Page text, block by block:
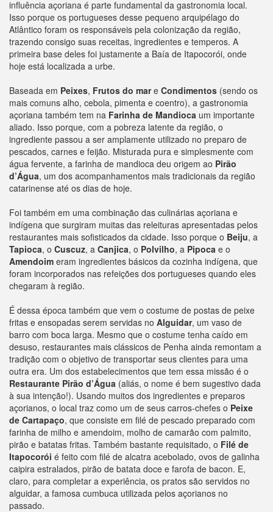
influência açoriana é parte fundamental da gastronomia local.
Isso porque os portugueses desse pequeno arquipélago do
Atlântico foram os responsáveis pela colonização da região,
trazendo consigo suas receitas, ingredientes e temperos. A
primeira base deles foi justamente a Baía de Itapocorói, onde
hoje está localizada a urbe.
Baseada em Peixes, Frutos do mare Condimentos (sendo os
mais comuns alho, cebola, pimenta e coentro), a gastronomia
açoriana também tem na Farinha de Mandioca um importante
aliado. Isso porque, com a pobreza latente da região, o
ingrediente passou a ser amplamente utilizado no preparo de
pescados, carnes e feijão. Misturada pura e simplesmente com
água fervente, a farinha de mandioca deu origem ao Pirão
d’Água, um dos acompanhamentos mais tradicionais da região
catarinense até os dias de hoje.
Foi também em uma combinação das culinárias açoriana e
indígena que surgiram muitas das releituras apresentadas pelos
restaurantes mais sofisticados da cidade. Isso porque o Beiju, a
Tapioca, o Cuscuz, a Canjica, o Polvilho, a Pipoca e o
Amendoim eram ingredientes básicos da cozinha indígena, que
foram incorporados nas refeições dos portugueses quando eles
chegaram à região.
É dessa época também que vem o costume de postas de peixe
fritas e ensopadas serem servidas no Alguidar, um vaso de
barro com boca larga. Mesmo que o costume tenha caído em
desuso, restaurantes mais clássicos de Penha ainda remontam a
tradição com o objetivo de transportar seus clientes para uma
outra era. Um dos estabelecimentos que tem essa missão é o
Restaurante Pirão d’Água (aliás, o nome é bem sugestivo dada
à sua intenção!). Usando muitos dos ingredientes e preparos
açorianos, o local traz como um de seus carros-chefes o Peixe
de Cartapaço, que consiste em filé de pescado preparado com
farinha de milho e amendoim, molho de camarão com palmito,
pirão e batatas fritas. Também bastante requisitado, o Filé de
Itapocorói é feito com filé de alcatra acebolado, ovos de galinha
caipira estralados, pirão de batata doce e farofa de bacon. E,
claro, para completar a experiência, os pratos são servidos no
alguidar, a famosa cumbuca utilizada pelos açorianos no
passado.